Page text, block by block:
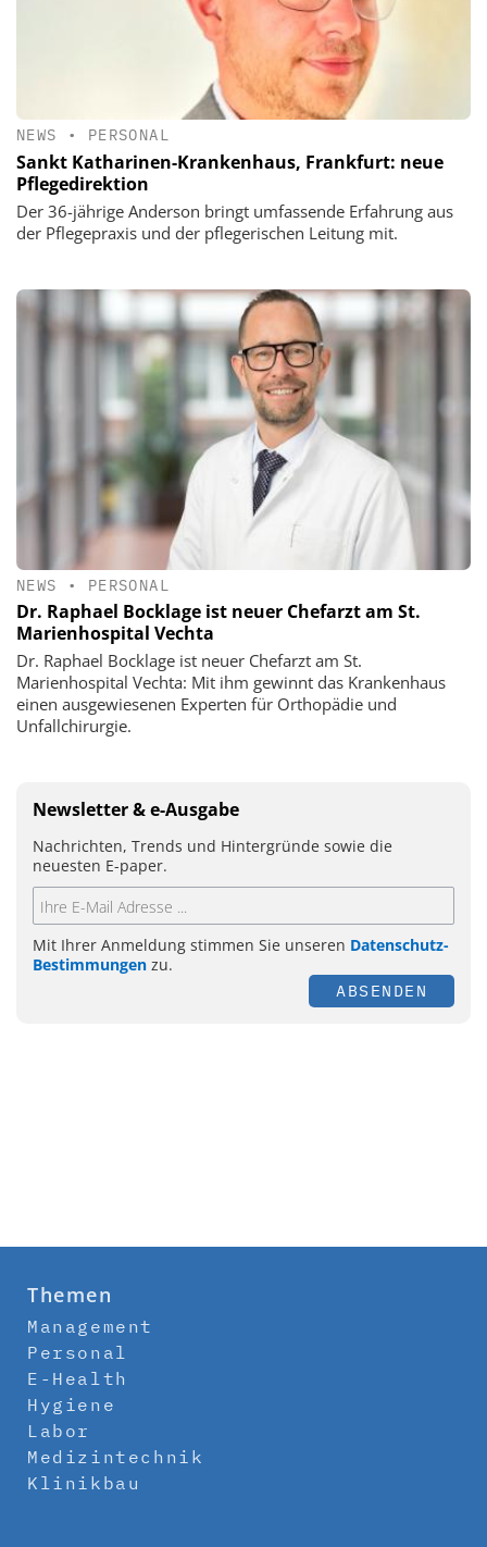
NEWS • PERSONAL
Sankt Katharinen-Krankenhaus, Frankfurt: neue
Pflegedirektion
Der 36-jährige Anderson bringt umfassende Erfahrung aus
der Pflegepraxis und der pflegerischen Leitung mit.
NEWS • PERSONAL
Dr. Raphael Bocklage ist neuer Chefarzt am St.
Marienhospital Vechta
Dr. Raphael Bocklage ist neuer Chefarzt am St.
Marienhospital Vechta: Mit ihm gewinnt das Krankenhaus
einen ausgewiesenen Experten für Orthopädie und
Unfallchirurgie.
Newsletter & e-Ausgabe
Nachrichten, Trends und Hintergründe sowie die
neuesten E-paper.
Mit Ihrer Anmeldung stimmen Sie unseren Datenschutz-
Bestimmungen zu.
ABSENDEN
Themen
Management
Personal
E-Health
Hygiene
Labor
Medizintechnik
Klinikbau